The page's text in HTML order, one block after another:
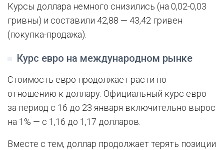
Курсы доллара немного снизились (на 0,02-0,03
гривны) и составили 42,88 — 43,42 гривен
(покупка-продажа).
Курс евро на международном рынке
Стоимость евро продолжает расти по
отношению к доллару. Официальный курс евро
за период с 16 до 23 января включительно вырос
на 1% — с 1,16 до 1,17 долларов.
Вместе с тем, доллар продолжает терять позиции